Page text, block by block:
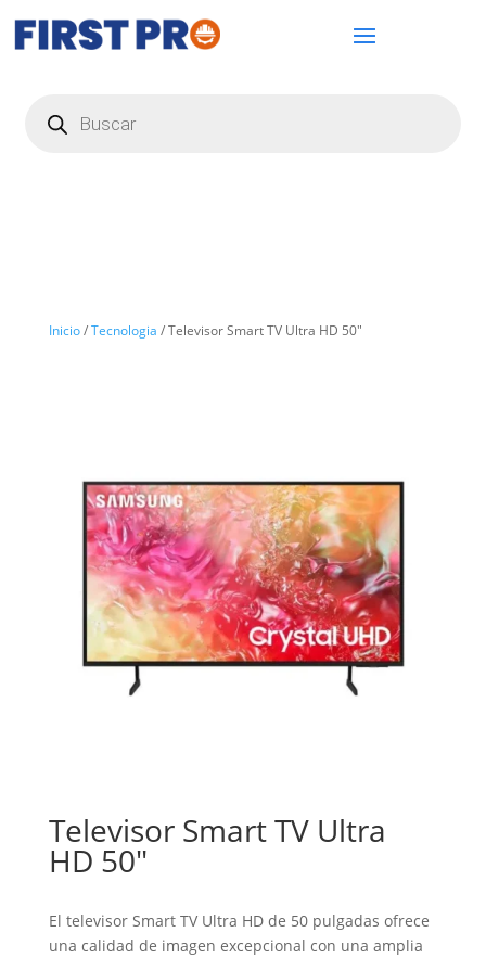
productos
Inicio/Tecnologia / Televisor Smart TV Ultra HD 50″
Televisor Smart TV Ultra
HD 50″
El televisor Smart TV Ultra HD de 50 pulgadas ofrece
una calidad de imagen excepcional con una amplia